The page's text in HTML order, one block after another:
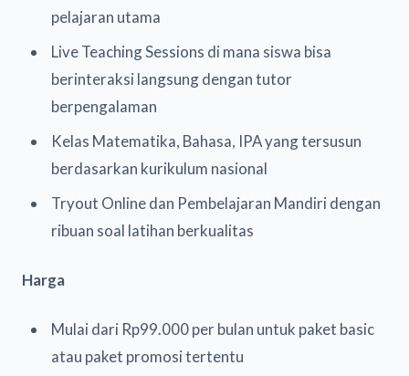
pelajaran utama
Live Teaching Sessions di mana siswa bisa
berinteraksi langsung dengan tutor
berpengalaman
Kelas Matematika, Bahasa, IPA yang tersusun
berdasarkan kurikulum nasional
Tryout Online dan Pembelajaran Mandiri dengan
ribuan soal latihan berkualitas
Harga
Mulai dari Rp99.000 per bulan untuk paket basic
atau paket promosi tertentu